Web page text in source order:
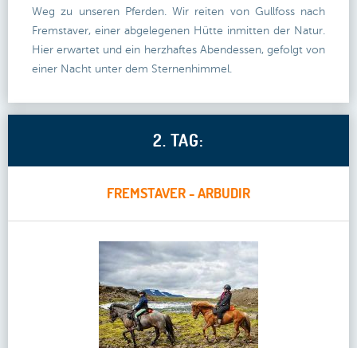
Weg zu unseren Pferden. Wir reiten von Gullfoss nach
Fremstaver, einer abgelegenen Hütte inmitten der Natur.
Hier erwartet und ein herzhaftes Abendessen, gefolgt von
einer Nacht unter dem Sternenhimmel.
2. TAG:
FREMSTAVER - ARBUDIR